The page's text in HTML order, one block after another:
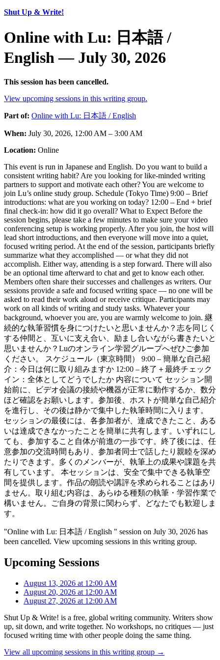
Shut Up & Write!
Online with Lu: 日本語 /
English — July 30, 2026
This session has been cancelled.
View upcoming sessions in this writing group.
Part of: Online with Lu: 日本語 / English
When: July 30, 2026, 12:00 AM – 3:00 AM
Location: Online
This event is run in Japanese and English. Do you want to build a
consistent writing habit? Are you looking for like-minded writing
partners to support and motivate each other? You are welcome to
join Lu’s online study group. Schedule (Tokyo Time) 9:00 – Brief
introductions: what are you working on today? 12:00 – End + brief
final check-in: how did it go overall? What to Expect Before the
session begins, please take a few minutes to make sure your video
conferencing setup is working properly. After you join, the host will
lead short introductions, and then everyone will move into a quiet,
focused writing period. At the end of the session, participants briefly
summarize what they accomplished — or what they did not
accomplish. Either way, attending is a step forward. There will also
be an optional time afterward to chat and get to know each other.
Members often share their successes and challenges as writers. Our
sessions provide a safe and focused writing space — no one will be
asked to read their work aloud or receive critique. Participants may
work on all kinds of writing and study tasks. Whatever your
background, whoever you are, you are warmly welcome to join. 継
続的な執筆習慣を身につけたいと思いませんか？志を同じく
する仲間と、互いに支え合い、励まし合いながら書きたいと
思いませんか？Luのオンライン学習グループへぜひご参加
ください。 スケジュール（東京時間） 9:00 – 簡単な自己紹
介：今日は何に取り組みますか 12:00 – 終了＋最終チェック
イン：全体としてどうでしたか 内容について セッション開
始前に、ビデオ会議の接続や機器が正常に動作するか、数分
ほど確認をお願いします。参加後、ホストが簡単な自己紹介
を進行し、その後は静かで集中した執筆時間に入ります。
セッションの最後には、各参加者が、達成できたこと、ある
いは達成できなかったことを簡単に共有します。いずれにし
ても、参加すること自体が前進の一歩です。終了後には、任
意参加の交流時間もあり、参加者同士で話したり親睦を深め
たりできます。多くのメンバーが、執筆上の成果や課題を共
有しています。 本セッションは、安全で集中できる執筆空
間を提供します。作品の朗読や講評を求められることはあり
ません。取り組む内容は、あらゆる種類の執筆・学習作業で
構いません。ご自身の背景に関わらず、どなたでも歓迎しま
す。
"Online with Lu: 日本語 / English " session on July 30, 2026 has
been cancelled. View upcoming sessions in this writing group.
Upcoming Sessions
August 13, 2026 at 12:00 AM
August 20, 2026 at 12:00 AM
August 27, 2026 at 12:00 AM
Shut Up & Write! is a free, global writing community. Writers show
up, sit down, and write together. No workshops, no critiques — just
focused writing time with other people doing the same thing.
View all upcoming sessions in this writing group →